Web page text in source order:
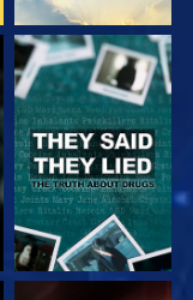
MŰSORNÉZÉS